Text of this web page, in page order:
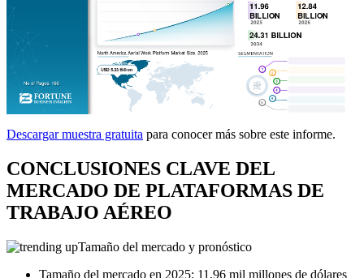
Descargar muestra gratuita para conocer más sobre este informe.
CONCLUSIONES CLAVE DEL
MERCADO DE PLATAFORMAS DE
TRABAJO AÉREO
Tamaño del mercado y pronóstico
Tamaño del mercado en 2025: 11,96 mil millones de dólares